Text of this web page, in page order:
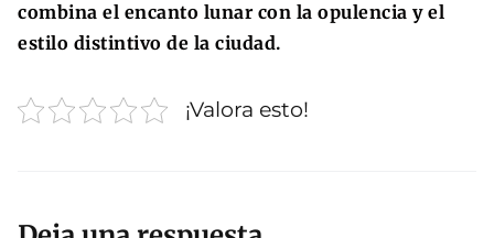
combina el encanto lunar con la opulencia y el
estilo distintivo de la ciudad.
¡Valora esto!